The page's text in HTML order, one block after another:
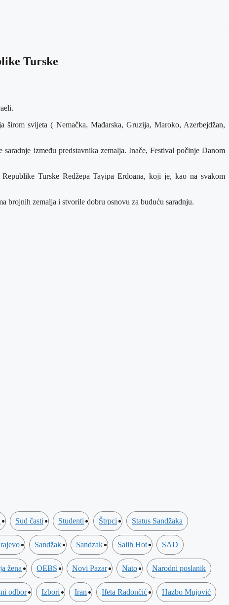
Turske
svijeta ( Nemačka, Mađarska, Gruzija, Maroko, Azerbejdžan,
između predstavnika zemalja. Inače, Festival počinje Danom
Turske Redžepa Tayipa Erdoana, koji je, kao na svakom
brojnih zemalja i stvorile dobru osnovu za buduću saradnju.
Sud časti Studenti Štrpci Status Sandžaka
Sandžak Sandzak Salih Hot SAD
žena OEBS Novi Pazar Nato Narodni poslanik
odbor Izbori Iran Ifeta Radončić Hazbo Mujović